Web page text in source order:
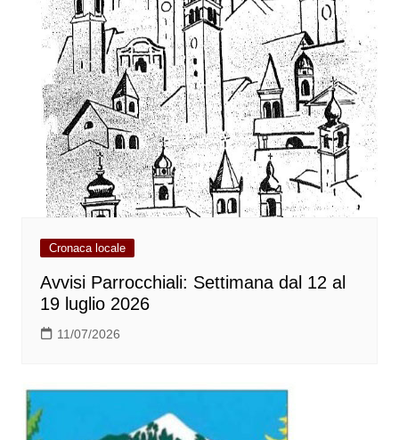
Cronaca locale
Avvisi Parrocchiali: Settimana dal 12 al
19 luglio 2026
11/07/2026